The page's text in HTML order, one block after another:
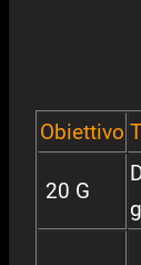
Obiettivo
20 G